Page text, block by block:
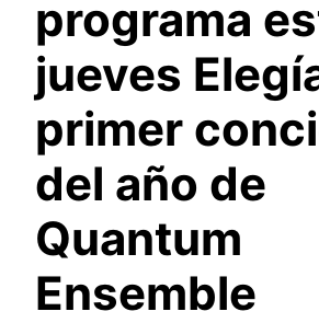
programa
jueves
primer
del año de
Quantum
Ensemble